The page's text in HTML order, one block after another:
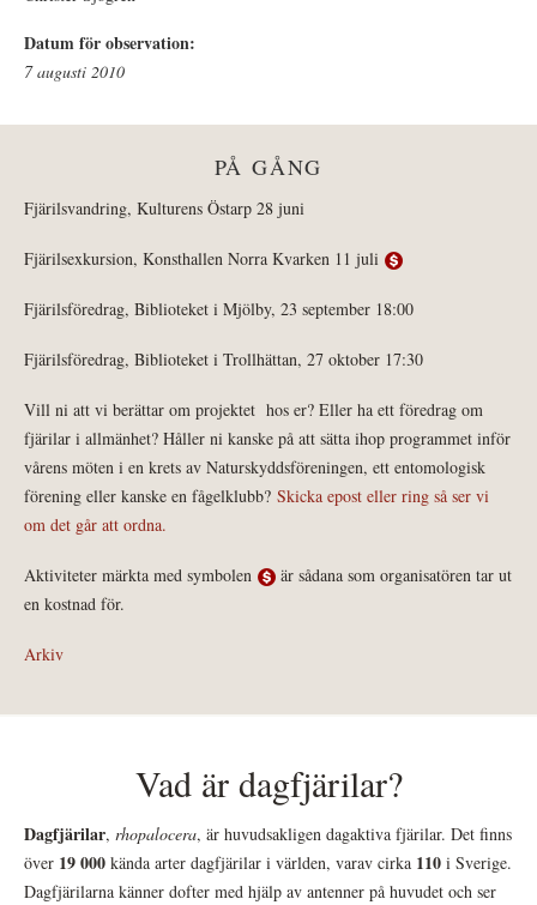
Datum för observation:
7 augusti 2010
PÅ GÅNG
Fjärilsvandring, Kulturens Östarp 28 juni
Fjärilsexkursion, Konsthallen Norra Kvarken 11 juli
Fjärilsföredrag, Biblioteket i Mjölby, 23 september 18:00
Fjärilsföredrag, Biblioteket i Trollhättan, 27 oktober 17:30
Vill ni att vi berättar om projektet hos er? Eller ha ett föredrag om
fjärilar i allmänhet? Håller ni kanske på att sätta ihop programmet inför
vårens möten i en krets av Naturskyddsföreningen, ett entomologisk
förening eller kanske en fågelklubb? Skicka epost eller ring så ser vi
om det går att ordna.
Aktiviteter märkta med symbolen
är sådana som organisatören tar ut
en kostnad för.
Arkiv
Vad är dagfjärilar?
Dagfjärilar, rhopalocera, är huvudsakligen dagaktiva fjärilar. Det finns
över 19 000 kända arter dagfjärilar i världen, varav cirka 110 i Sverige.
Dagfjärilarna känner dofter med hjälp av antenner på huvudet och ser